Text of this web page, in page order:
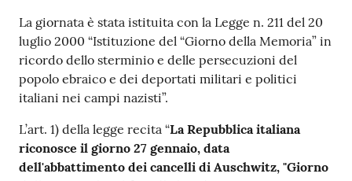
La giornata è stata istituita con la Legge n. 211 del 20
luglio 2000 “Istituzione del “Giorno della Memoria” in
ricordo dello sterminio e delle persecuzioni del
popolo ebraico e dei deportati militari e politici
italiani nei campi nazisti”.
L’art. 1) della legge recita “La Repubblica italiana
riconosce il giorno 27 gennaio, data
dell'abbattimento dei cancelli di Auschwitz, "Giorno